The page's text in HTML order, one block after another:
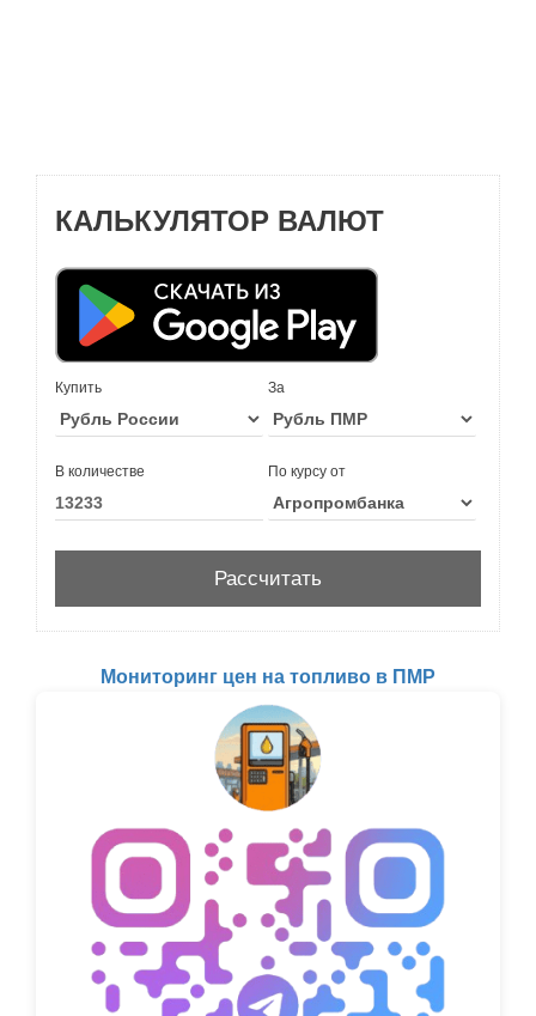
КАЛЬКУЛЯТОР ВАЛЮТ
Купить За
В количестве По курсу от
Мониторинг цен на топливо в ПМР